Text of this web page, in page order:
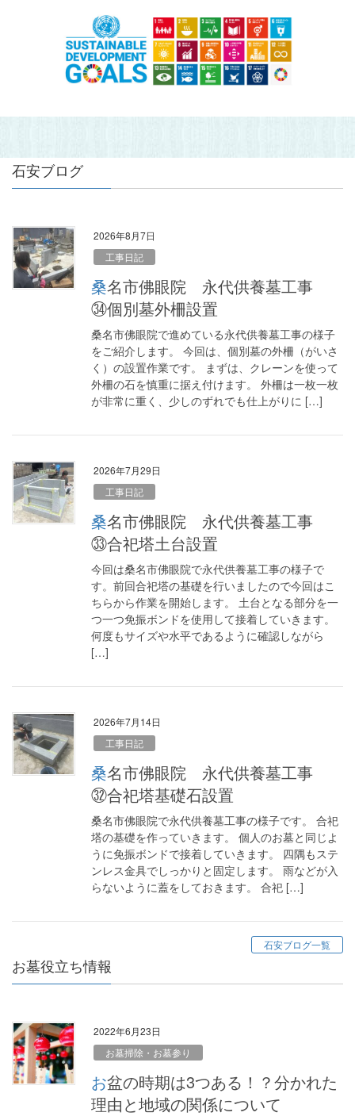
石安ブログ
2026年8月7日
工事日記
桑名市佛眼院 永代供養墓工事
㉞個別墓外柵設置
桑名市佛眼院で進めている永代供養墓工事の様子
をご紹介します。 今回は、個別墓の外柵（がいさ
く）の設置作業です。 まずは、クレーンを使って
外柵の石を慎重に据え付けます。 外柵は一枚一枚
が非常に重く、少しのずれでも仕上がりに […]
2026年7月29日
工事日記
桑名市佛眼院 永代供養墓工事
㉝合祀塔土台設置
今回は桑名市佛眼院で永代供養墓工事の様子で
す。前回合祀塔の基礎を行いましたので今回はこ
ちらから作業を開始します。 土台となる部分を一
つ一つ免振ボンドを使用して接着していきます。
何度もサイズや水平であるように確認しながら
[…]
2026年7月14日
工事日記
桑名市佛眼院 永代供養墓工事
㉜合祀塔基礎石設置
桑名市佛眼院で永代供養墓工事の様子です。 合祀
塔の基礎を作っていきます。 個人のお墓と同じよ
うに免振ボンドで接着していきます。 四隅もステ
ンレス金具でしっかりと固定します。 雨などが入
らないように蓋をしておきます。 合祀 […]
石安ブログ一覧
お墓役立ち情報
2022年6月23日
お墓掃除・お墓参り
お盆の時期は3つある！？分かれた
理由と地域の関係について